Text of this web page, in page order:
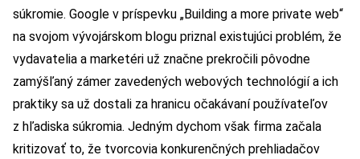
súkromie. Google v príspevku „Building a more private web“
na svojom vývojárskom blogu priznal existujúci problém, že
vydavatelia a marketéri už značne prekročili pôvodne
zamýšľaný zámer zavedených webových technológií a ich
praktiky sa už dostali za hranicu očakávaní používateľov
z hľadiska súkromia. Jedným dychom však firma začala
kritizovať to, že tvorcovia konkurenčných prehliadačov